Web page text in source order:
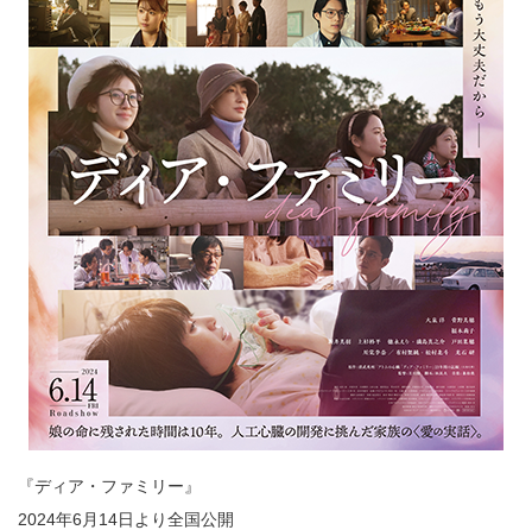
『ディア・ファミリー』
2024年6月14日より全国公開